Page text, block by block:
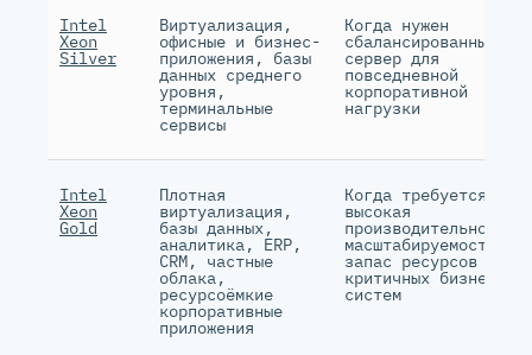
Intel
Xeon
Silver
Виртуализация,
офисные и бизнес-
приложения, базы
данных среднего
уровня,
терминальные
сервисы
Когда нужен
сбалансированный
сервер для
повседневной
корпоративной
нагрузки
Intel
Xeon
Gold
Плотная
виртуализация,
базы данных,
аналитика, ERP,
CRM, частные
облака,
ресурсоёмкие
корпоративные
приложения
Когда требуется
высокая
производительность,
масштабируемость и
запас ресурсов для
критичных бизнес-
систем